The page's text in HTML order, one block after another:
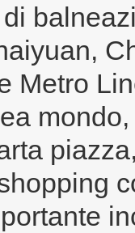
Metro